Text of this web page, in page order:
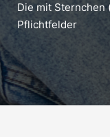
Die mit Sternchen
Pflichtfelder